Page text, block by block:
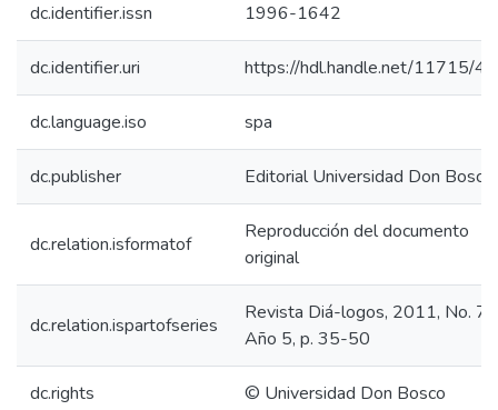
dc.identifier.issn 1996-1642
dc.identifier.uri https://hdl.handle.net/11715/
dc.language.iso spa
dc.publisher Editorial Universidad Don Bosco
dc.relation.isformatof
Reproducción del documento
original
dc.relation.ispartofseries
Revista Diá-logos, 2011, No. 7,
Año 5, p. 35-50
dc.rights © Universidad Don Bosco